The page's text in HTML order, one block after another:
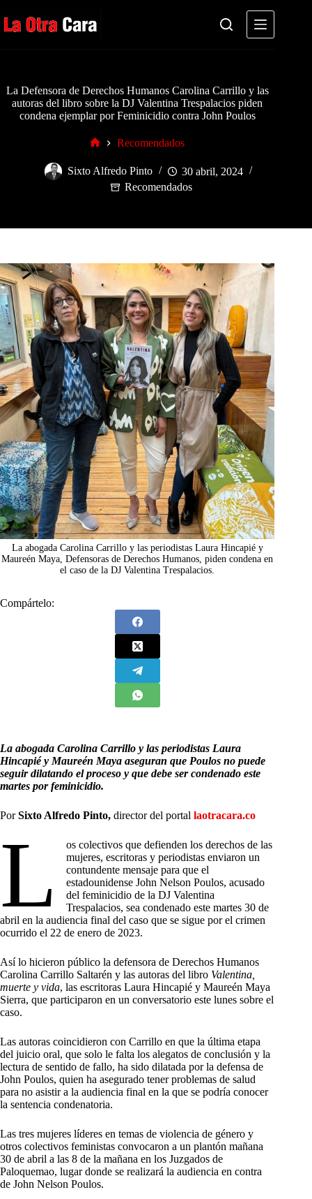
al
contenido
La Defensora de Derechos Humanos Carolina Carrillo y las
autoras del libro sobre la DJ Valentina Trespalacios piden
condena ejemplar por Feminicidio contra John Poulos
Recomendados
Sixto Alfredo Pinto
30 abril, 2024
Recomendados
La abogada Carolina Carrillo y las periodistas Laura Hincapié y
Maureén Maya, Defensoras de Derechos Humanos, piden condena en
el caso de la DJ Valentina Trespalacios.
Compártelo:
La abogada Carolina Carrillo y las periodistas Laura
Hincapié y Maureén Maya aseguran que Poulos no puede
seguir dilatando el proceso y que debe ser condenado este
martes por feminicidio.
PorSixto Alfredo Pinto, director del portal laotracara.co
L
os colectivos que defienden los derechos de las
mujeres, escritoras y periodistas enviaron un
contundente mensaje para que el
estadounidense John Nelson Poulos, acusado
del feminicidio de la DJ Valentina
Trespalacios, sea condenado este martes 30 de
abril en la audiencia final del caso que se sigue por el crimen
ocurrido el 22 de enero de 2023.
Así lo hicieron público la defensora de Derechos Humanos
Carolina Carrillo Saltarén y las autoras del libro Valentina,
muerte y vida, las escritoras Laura Hincapié y Maureén Maya
Sierra, que participaron en un conversatorio este lunes sobre el
caso.
Las autoras coincidieron con Carrillo en que la última etapa
del juicio oral, que solo le falta los alegatos de conclusión y la
lectura de sentido de fallo, ha sido dilatada por la defensa de
John Poulos, quien ha asegurado tener problemas de salud
para no asistir a la audiencia final en la que se podría conocer
la sentencia condenatoria.
Las tres mujeres líderes en temas de violencia de género y
otros colectivos feministas convocaron a un plantón mañana
30 de abril a las 8 de la mañana en los Juzgados de
Paloquemao, lugar donde se realizará la audiencia en contra
de John Nelson Poulos.